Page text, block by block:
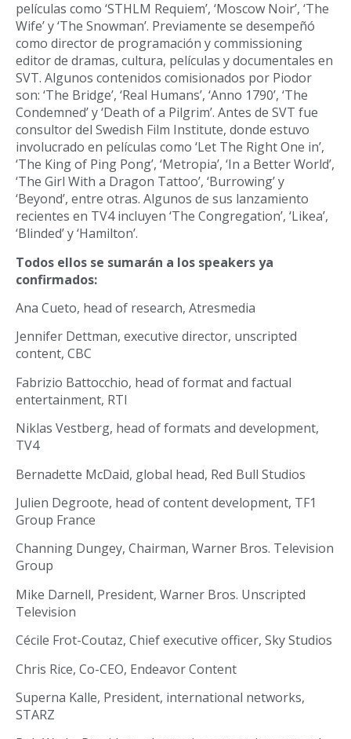
películas como ‘STHLM Requiem’, ‘Moscow Noir’, ‘The
Wife’ y ‘The Snowman’. Previamente se desempeñó
como director de programación y commissioning
editor de dramas, cultura, películas y documentales en
SVT. Algunos contenidos comisionados por Piodor
son: ‘The Bridge’, ‘Real Humans’, ‘Anno 1790’, ‘The
Condemned’ y ‘Death of a Pilgrim’. Antes de SVT fue
consultor del Swedish Film Institute, donde estuvo
involucrado en películas como ‘Let The Right One in’,
‘The King of Ping Pong’, ‘Metropia’, ‘In a Better World’,
‘The Girl With a Dragon Tattoo’, ‘Burrowing’ y
‘Beyond’, entre otras. Algunos de sus lanzamiento
recientes en TV4 incluyen ‘The Congregation’, ‘Likea’,
‘Blinded’ y ‘Hamilton’.
Todos ellos se sumarán a los speakers ya
confirmados:
Ana Cueto, head of research, Atresmedia
Jennifer Dettman, executive director, unscripted
content, CBC
Fabrizio Battocchio, head of format and factual
entertainment, RTI
Niklas Vestberg, head of formats and development,
TV4
Bernadette McDaid, global head, Red Bull Studios
Julien Degroote, head of content development, TF1
Group France
Channing Dungey, Chairman, Warner Bros. Television
Group
Mike Darnell, President, Warner Bros. Unscripted
Television
Cécile Frot-Coutaz, Chief executive officer, Sky Studios
Chris Rice, Co-CEO, Endeavor Content
Superna Kalle, President, international networks,
STARZ